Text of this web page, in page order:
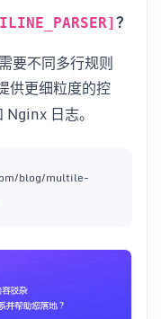
？
要不同多行规则
供更细粒度的控
Nginx 日志。
blog/multile-